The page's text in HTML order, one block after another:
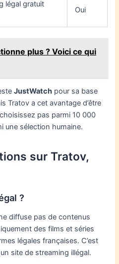
légal gratuit
Oui
plus ? Voici ce qui
JustWatch pour sa base
Tratov a cet avantage d’être
pas parmi 10 000
une sélection humaine.
sur Tratov,
?
diffuse pas de contenus
des films et séries
légales françaises. C’est
site de streaming illégal.